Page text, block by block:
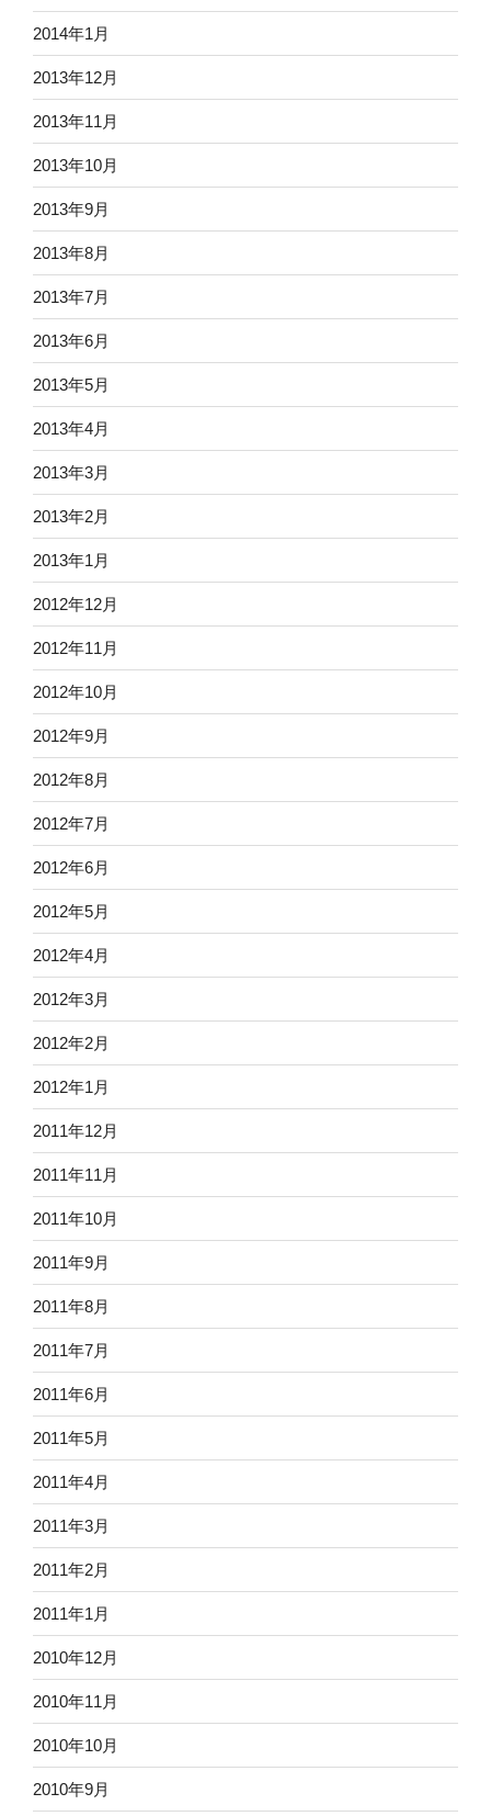
2014年1月
2013年12月
2013年11月
2013年10月
2013年9月
2013年8月
2013年7月
2013年6月
2013年5月
2013年4月
2013年3月
2013年2月
2013年1月
2012年12月
2012年11月
2012年10月
2012年9月
2012年8月
2012年7月
2012年6月
2012年5月
2012年4月
2012年3月
2012年2月
2012年1月
2011年12月
2011年11月
2011年10月
2011年9月
2011年8月
2011年7月
2011年6月
2011年5月
2011年4月
2011年3月
2011年2月
2011年1月
2010年12月
2010年11月
2010年10月
2010年9月